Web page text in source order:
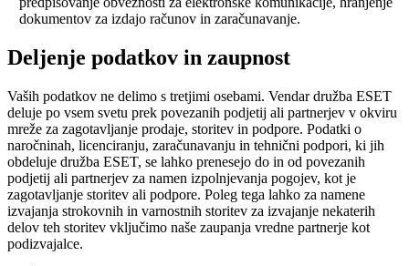
dokumentov za izdajo računov in zaračunavanje.
Deljenje podatkov in zaupnost
Vaših podatkov ne delimo s tretjimi osebami. Vendar družba ESET
deluje po vsem svetu prek povezanih podjetij ali partnerjev v okviru
mreže za zagotavljanje prodaje, storitev in podpore. Podatki o
naročninah, licenciranju, zaračunavanju in tehnični podpori, ki jih
obdeluje družba ESET, se lahko prenesejo do in od povezanih
podjetij ali partnerjev za namen izpolnjevanja pogojev, kot je
zagotavljanje storitev ali podpore. Poleg tega lahko za namene
izvajanja strokovnih in varnostnih storitev za izvajanje nekaterih
delov teh storitev vključimo naše zaupanja vredne partnerje kot
podizvajalce.